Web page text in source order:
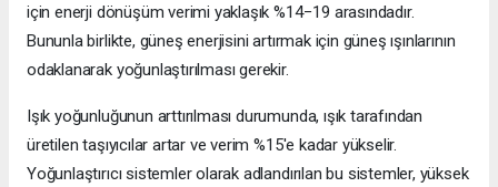
için enerji dönüşüm verimi yaklaşık %14−19 arasındadır.
Bununla birlikte, güneş enerjisini artırmak için güneş ışınlarının
odaklanarak yoğunlaştırılması gerekir.
Işık yoğunluğunun arttırılması durumunda, ışık tarafından
üretilen taşıyıcılar artar ve verim %15'e kadar yükselir.
Yoğunlaştırıcı sistemler olarak adlandırılan bu sistemler, yüksek